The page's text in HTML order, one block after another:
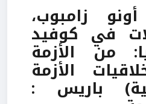
زامبوب،
تأملات في كوفيد
من الأزمة
الأزمة
باريس :